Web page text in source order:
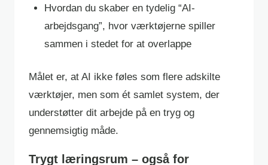
Hvordan du skaber en tydelig “AI-
arbejdsgang”, hvor værktøjerne spiller
sammen i stedet for at overlappe
Målet er, at AI ikke føles som flere adskilte
værktøjer, men som ét samlet system, der
understøtter dit arbejde på en tryg og
gennemsigtig måde.
Trygt læringsrum – også for